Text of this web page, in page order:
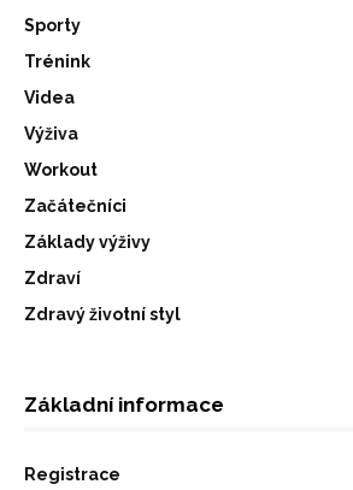
Sporty
Trénink
Videa
Výživa
Workout
Začátečníci
Základy výživy
Zdraví
Zdravý životní styl
Základní informace
Registrace